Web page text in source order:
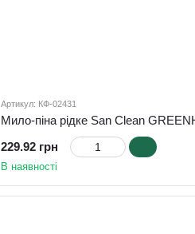
Артикул: КФ-02431
229.92 грн
В наявності